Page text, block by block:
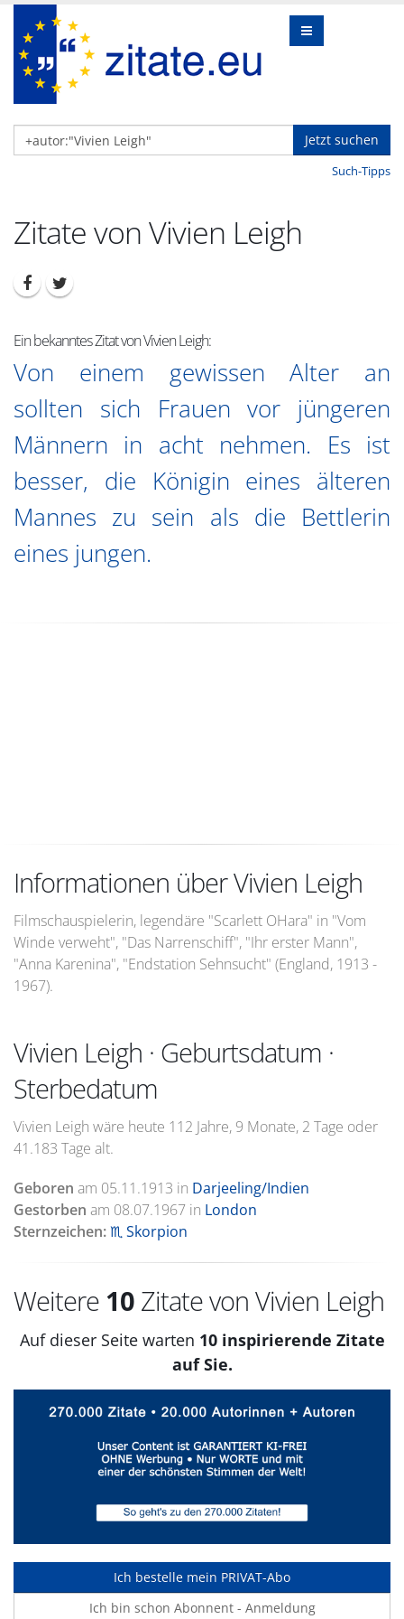
Jetzt suchen
Such-Tipps
Zitate von Vivien Leigh
Ein bekanntes Zitat von Vivien Leigh:
Von einem gewissen Alter an
sollten sich Frauen vor jüngeren
Männern in acht nehmen. Es ist
besser, die Königin eines älteren
Mannes zu sein als die Bettlerin
eines jungen.
Informationen über Vivien Leigh
Filmschauspielerin, legendäre "Scarlett OHara" in "Vom
Winde verweht", "Das Narrenschiff", "Ihr erster Mann",
"Anna Karenina", "Endstation Sehnsucht" (England, 1913 -
1967).
Vivien Leigh · Geburtsdatum ·
Sterbedatum
Vivien Leigh wäre heute 112 Jahre, 9 Monate, 2 Tage oder
41.183 Tage alt.
Geboren am 05.11.1913 in Darjeeling/Indien
Gestorben am 08.07.1967 in London
Sternzeichen:♏ Skorpion
Weitere 10 Zitate von Vivien Leigh
Auf dieser Seite warten 10 inspirierende Zitate
auf Sie.
Ich bestelle mein PRIVAT-Abo
Ich bin schon Abonnent - Anmeldung